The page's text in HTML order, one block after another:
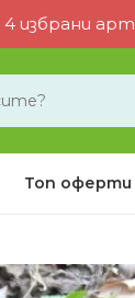
избрани
Топ оферти